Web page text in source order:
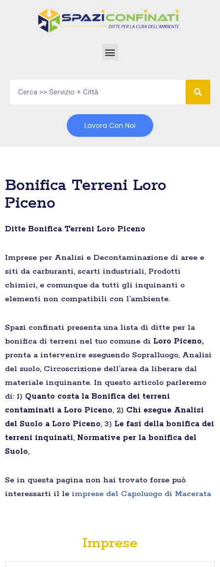
Lavora Con Noi
Bonifica Terreni Loro
Piceno
Ditte Bonifica Terreni Loro Piceno
Imprese per Analisi e Decontaminazione di aree e
siti da carburanti, scarti industriali, Prodotti
chimici, e comunque da tutti gli inquinanti o
elementi non compatibili con l’ambiente.
Spazi confinati presenta una lista di ditte per la
bonifica di terreni nel tuo comune di Loro Piceno,
pronta a intervenire eseguendo Sopralluogo, Analisi
del suolo, Circoscrizione dell’area da liberare dal
materiale inquinante. In questo articolo parleremo
di: 1) Quanto costa la Bonifica dei terreni
contaminati a Loro Piceno, 2) Chi esegue Analisi
del Suolo a Loro Piceno, 3) Le fasi della bonifica dei
terreni inquinati, Normative per la bonifica del
Suolo,
Se in questa pagina non hai trovato forse può
interessarti il le imprese del Capoluogo di Macerata
Imprese